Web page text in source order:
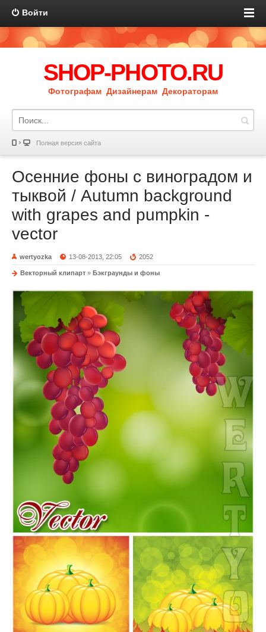
Войти
SHOP-PHOTO.RU
Фотографам Дизайнерам Декораторам
Полная версия сайта
Осенние фоны с виноградом и
тыквой / Autumn background
with grapes and pumpkin -
vector
wertyozka 13-08-2013, 22:05 2052
Векторный клипарт » Бэкграунды и фоны